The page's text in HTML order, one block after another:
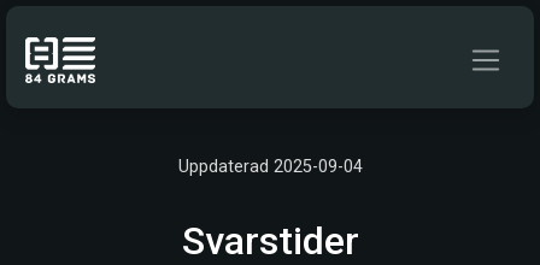
Hoppa till innehåll
Uppdaterad 2025-09-04
Svarstider